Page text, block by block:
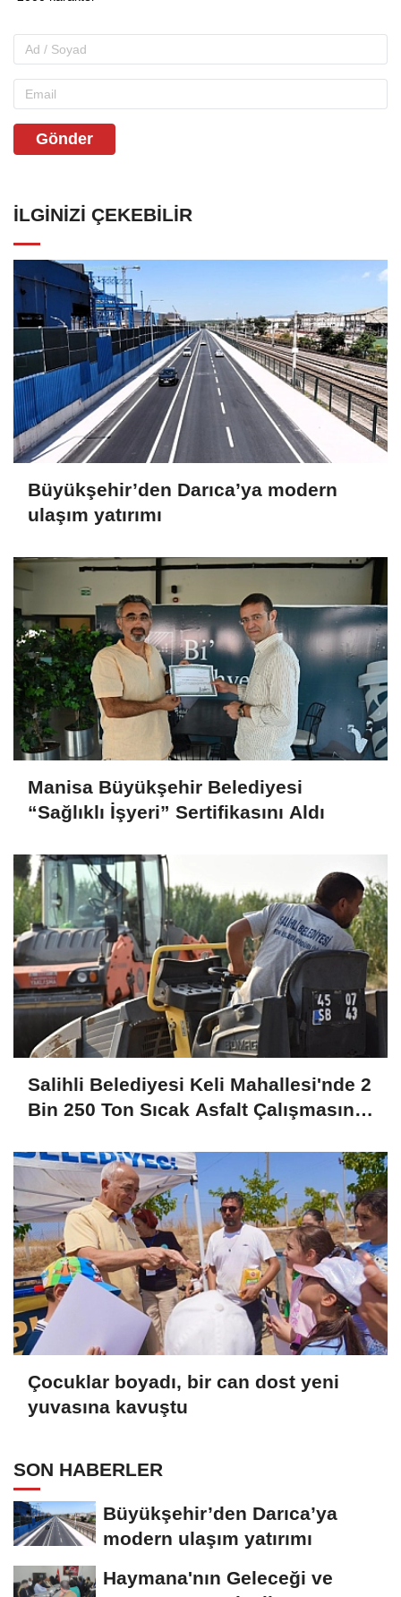
Gönder
İLGINIZI ÇEKEBILIR
Büyükşehir’den Darıca’ya modern
ulaşım yatırımı
Manisa Büyükşehir Belediyesi
“Sağlıklı İşyeri” Sertifikasını Aldı
Salihli Belediyesi Keli Mahallesi'nde 2
Bin 250 Ton Sıcak Asfalt Çalışmasını
Çocuklar boyadı, bir can dost yeni
yuvasına kavuştu
SON HABERLER
Büyükşehir’den Darıca’ya
modern ulaşım yatırımı
Haymana'nın Geleceği ve